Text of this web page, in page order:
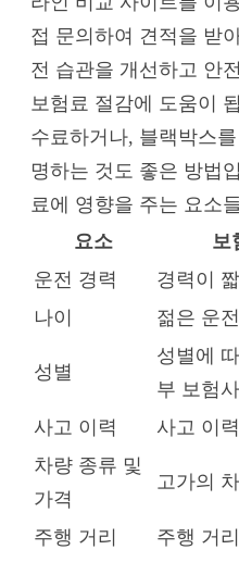
접 문의하여 견적을 받
전 습관을 개선하고 안
보험료 절감에 도움이
수료하거나, 블랙박스
명하는 것도 좋은 방법
료에 영향을 주는 요소
요소
보
운전 경력
경력이
나이
젊은 운
성별
성별에
부 보험
사고 이력
사고 이
차량 종류 및
가격
고가의
주행 거리
주행 거